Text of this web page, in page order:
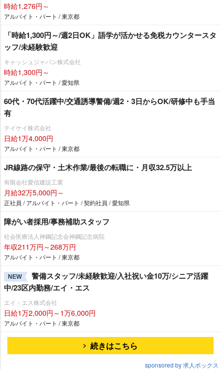
時給1,276円～
アルバイト・パート / 東京都
「時給1,300円～/週2日OK」語学が活かせる免税カウンタースタ
ッフ/未経験歓迎
キャッシュジャパン株式会社
時給1,300円～
アルバイト・パート / 愛知県
60代・70代活躍中/交通誘導警備/週2・3日からOK/研修中も手当
有
テイケイ株式会社
日給1万4,000円
アルバイト・パート / 東京都
JR線路の保守・土木作業/最後の転職に・月収32.5万以上
有限会社愛信建設工業
月給32万5,000円～
正社員 / アルバイト・パート / 契約社員 / 愛知県
障がい者採用/事務補助スタッフ
社会医療法人神鋼記念会神鋼記念病院
年収211万円～268万円
アルバイト・パート / 東京都
NEW
警備スタッフ/未経験歓迎/入社祝い金10万/シニア活躍
中/23区内勤務/エイ・エス
エイ・エス株式会社
日給1万2,000円～1万6,000円
アルバイト・パート / 東京都
続きはこちら
sponsored by 求人ボックス